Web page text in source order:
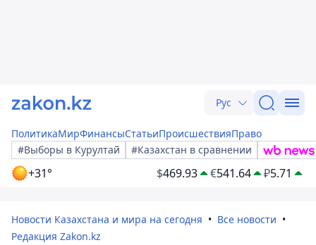
Рус
ПолитикаМирФинансыСтатьиПроисшествияПраво
#Выборы в Курултай
#Казахстан в сравнении
+31° $469.93 €541.64 ₽5.71
Новости Казахстана и мира на сегодня
Все новости
Редакция Zakon.kz